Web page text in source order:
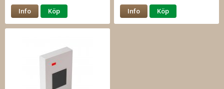
Info Köp Info Köp